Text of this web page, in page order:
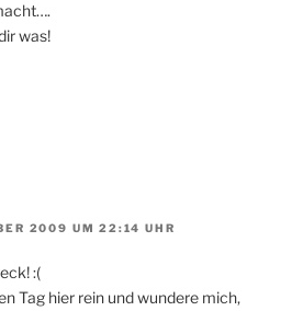
was!
2009 UM 22:14 UHR
:(
Tag hier rein und wundere mich,